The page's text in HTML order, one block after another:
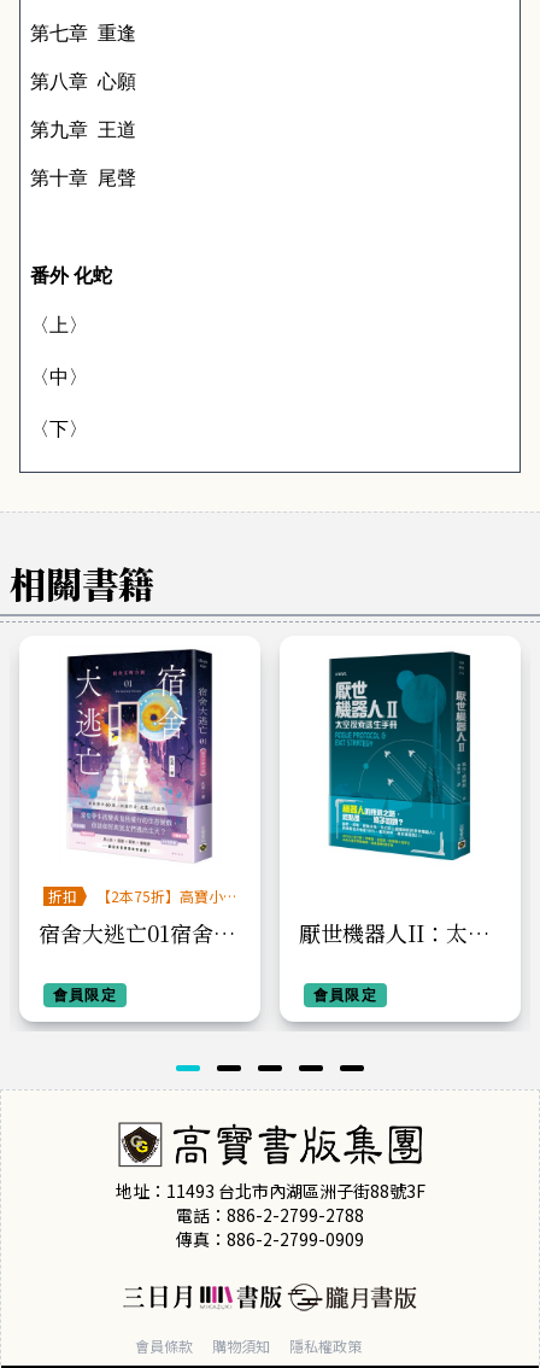
第七章 重逢
第八章 心願
第九章 王道
第十章 尾聲
番外 化蛇
〈上〉
〈中〉
〈下〉
相關書籍
折扣
【2本75折】高寶小
宿舍大逃亡01宿舍文
會員限定
厭世機器人II：太空
會員限定
地址：11493 台北市內湖區洲子街88號3F
電話：886-2-2799-2788
傳真：886-2-2799-0909
會員條款 購物須知 隱私權政策